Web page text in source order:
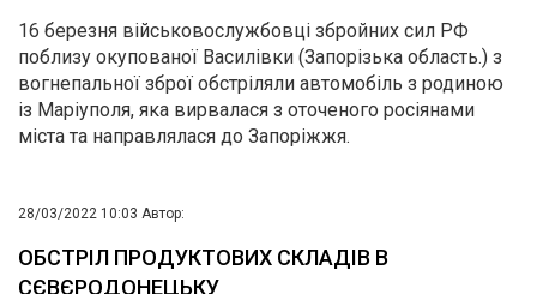
16 березня військовослужбовці збройних сил РФ
поблизу окупованої Василівки (Запорізька область.) з
вогнепальної зброї обстріляли автомобіль з родиною
із Маріуполя, яка вирвалася з оточеного росіянами
міста та направлялася до Запоріжжя.
28/03/2022 10:03 Автор:
ОБСТРІЛ ПРОДУКТОВИХ СКЛАДІВ В
СЄВЄРОДОНЕЦЬКУ